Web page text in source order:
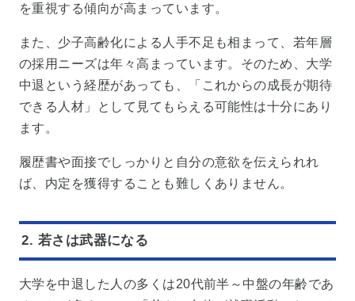
を重視する傾向が高まっています。
また、少子高齢化による人手不足も相まって、若年層
の採用ニーズは年々高まっています。そのため、大学
中退という経歴があっても、「これからの成長が期待
できる人材」として見てもらえる可能性は十分にあり
ます。
履歴書や面接でしっかりと自分の意欲を伝えられれ
ば、内定を獲得することも難しくありません。
2. 若さは武器になる
大学を中退した人の多くは20代前半～中盤の年齢であ